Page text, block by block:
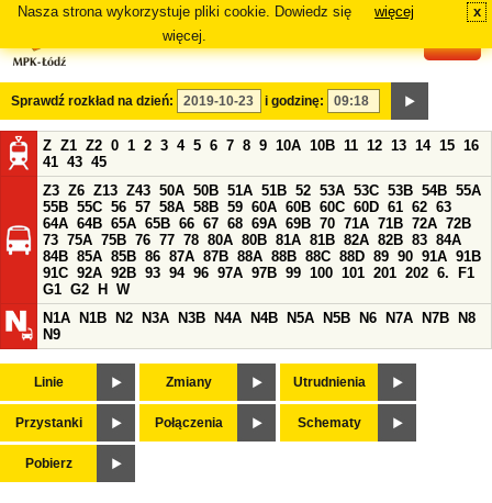
Nasza strona wykorzystuje pliki cookie. Dowiedz się
więcej.
więcej x
Sprawdź rozkład na dzień: i godzinę:
Z Z1 Z2 0 1 2 3 4 5 6 7 8 9 10A 10B 11 12 13 14 15 16
41 43 45
Z3 Z6 Z13 Z43 50A 50B 51A 51B 52 53A 53C 53B 54B 55A
55B 55C 56 57 58A 58B 59 60A 60B 60C 60D 61 62 63
64A 64B 65A 65B 66 67 68 69A 69B 70 71A 71B 72A 72B
73 75A 75B 76 77 78 80A 80B 81A 81B 82A 82B 83 84A
84B 85A 85B 86 87A 87B 88A 88B 88C 88D 89 90 91A 91B
91C 92A 92B 93 94 96 97A 97B 99 100 101 201 202 6.
F1
G1 G2 H
W
N1A
N1B N2 N3A N3B N4A N4B N5A N5B N6 N7A N7B
N8
N9
Linie Zmiany Utrudnienia
Przystanki Połączenia Schematy
Pobierz